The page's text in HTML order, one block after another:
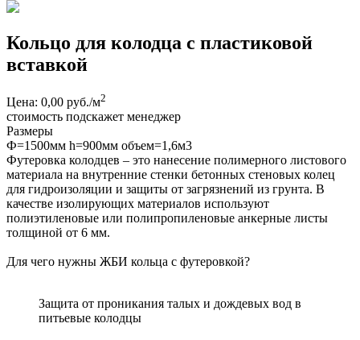
Кольцо для колодца с пластиковой
вставкой
Цена: 0,00 руб./м2
стоимость подскажет менеджер
Размеры
Ф=1500мм h=900мм объем=1,6м3
Футеровка колодцев – это нанесение полимерного листового
материала на внутренние стенки бетонных стеновых колец
для гидроизоляции и защиты от загрязнений из грунта. В
качестве изолирующих материалов используют
полиэтиленовые или полипропиленовые анкерные листы
толщиной от 6 мм.
Для чего нужны ЖБИ кольца с футеровкой?
Защита от проникания талых и дождевых вод в
питьевые колодцы